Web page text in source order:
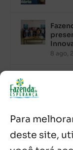
Para
deste site,
8 ago,
8 ago,
7 ago,